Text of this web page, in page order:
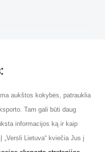
aukštos kokybės, patrauklia
Tam gali būti daug
informacijos ką ir kaip
„Versli Lietuva“ kviečia Jus į